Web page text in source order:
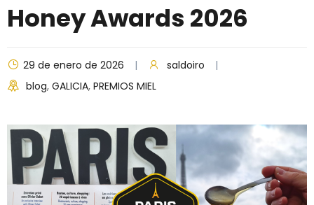
Honey Awards 2026
29 de enero de 2026
saldoiro
blog, GALICIA, PREMIOS MIEL